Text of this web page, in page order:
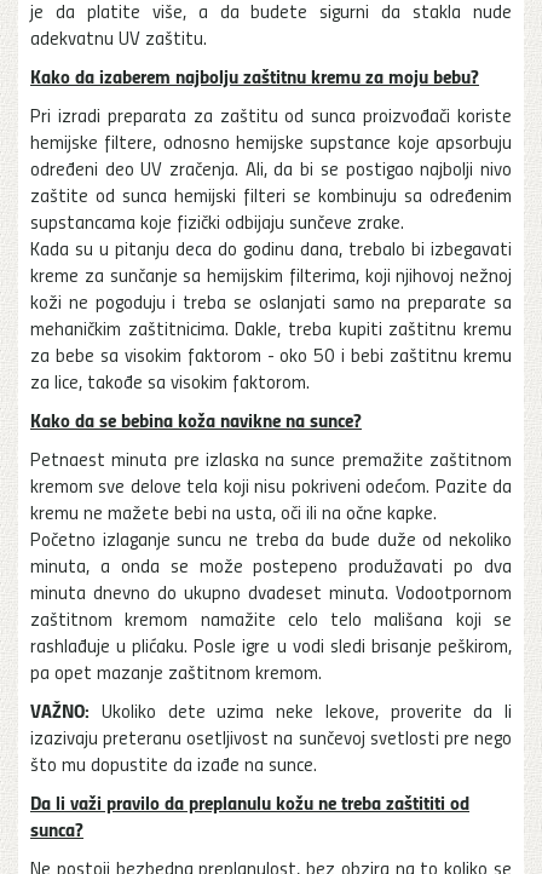
je da platite više, a da budete sigurni da stakla nude
adekvatnu UV zaštitu.
Kako da izaberem najbolju zaštitnu kremu za moju bebu?
Pri izradi preparata za zaštitu od sunca proizvođači koriste
hemijske filtere, odnosno hemijske supstance koje apsorbuju
određeni deo UV zračenja. Ali, da bi se postigao najbolji nivo
zaštite od sunca hemijski filteri se kombinuju sa određenim
supstancama koje fizički odbijaju sunčeve zrake.
Kada su u pitanju deca do godinu dana, trebalo bi izbegavati
kreme za sunčanje sa hemijskim filterima, koji njihovoj nežnoj
koži ne pogoduju i treba se oslanjati samo na preparate sa
mehaničkim zaštitnicima. Dakle, treba kupiti zaštitnu kremu
za bebe sa visokim faktorom - oko 50 i bebi zaštitnu kremu
za lice, takođe sa visokim faktorom.
Kako da se bebina koža navikne na sunce?
Petnaest minuta pre izlaska na sunce premažite zaštitnom
kremom sve delove tela koji nisu pokriveni odećom. Pazite da
kremu ne mažete bebi na usta, oči ili na očne kapke.
Početno izlaganje suncu ne treba da bude duže od nekoliko
minuta, a onda se može postepeno produžavati po dva
minuta dnevno do ukupno dvadeset minuta. Vodootpornom
zaštitnom kremom namažite celo telo mališana koji se
rashlađuje u plićaku. Posle igre u vodi sledi brisanje peškirom,
pa opet mazanje zaštitnom kremom.
VAŽNO: Ukoliko dete uzima neke lekove, proverite da li
izazivaju preteranu osetljivost na sunčevoj svetlosti pre nego
što mu dopustite da izađe na sunce.
Da li važi pravilo da preplanulu kožu ne treba zaštititi od
sunca?
Ne postoji bezbedna preplanulost, bez obzira na to koliko se